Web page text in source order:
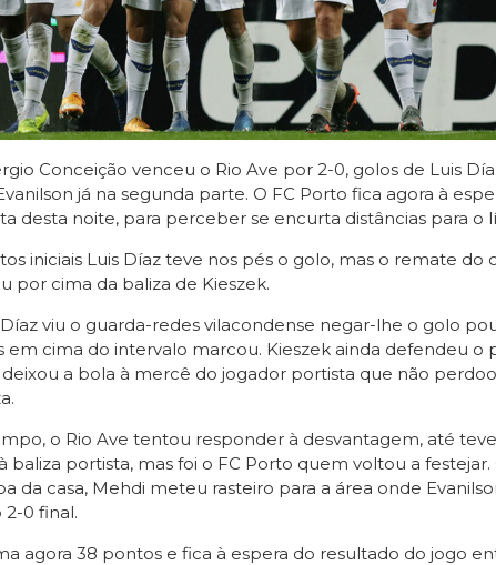
Mundial 2026
Conceição venceu o Rio Ave por 2-0, golos de Luis
já na segunda parte. O FC Porto fica agora à
desta noite, para perceber se encurta distâncias para o
iniciais Luis Díaz teve nos pés o golo, mas o remate do
por cima da baliza de Kieszek.
viu o guarda-redes vilacondense negar-lhe o golo
em cima do intervalo marcou. Kieszek ainda defendeu o
a bola à mercê do jogador portista que não
o Rio Ave tentou responder à desvantagem, até
baliza portista, mas foi o FC Porto quem voltou a
da casa, Mehdi meteu rasteiro para a área onde
0 final.
agora 38 pontos e fica à espera do resultado do jogo